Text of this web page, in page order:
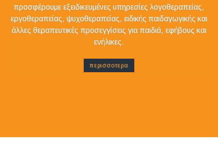
προσφέρουμε εξειδικευμένες υπηρεσίες λογοθεραπείας,
εργοθεραπείας, ψυχοθεραπείας, ειδικής παιδαγωγικής και
άλλες θεραπευτικές προσεγγίσεις για παιδιά, εφήβους και
ενήλικες.
περισσοτερα